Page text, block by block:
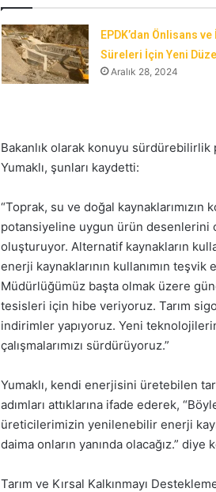
EPDK’dan Önlisans
Süreleri İçin Yeni
Aralık 28, 2024
Bakanlık olarak konuyu sürdürebilirlik
Yumaklı, şunları kaydetti:
“Toprak, su ve doğal kaynaklarımızın
potansiyeline uygun ürün desenlerini
oluşturuyor. Alternatif kaynakların
enerji kaynaklarının kullanımın
Müdürlüğümüz başta olmak üzere
tesisleri için hibe veriyoruz. Tarım
indirimler yapıyoruz. Yeni
çalışmalarımızı sürdürüyoruz.”
Yumaklı, kendi enerjisini üretebilen
adımları attıklarına ifade ederek,
üreticilerimizin yenilenebilir enerji
daima onların yanında olacağız.” diye
Tarım ve Kırsal Kalkınmayı